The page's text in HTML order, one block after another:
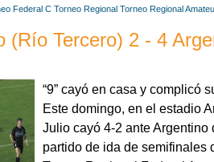
Federal C Torneo Regional Torneo Regional
(Río Tercero) 2 - 4
“9” cayó en casa y complicó
Este domingo, en el estadio
Julio cayó 4-2 ante Argentino
partido de ida de semifinales